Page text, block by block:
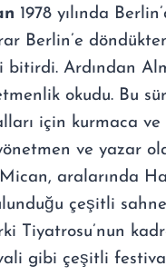
1978 yılında
Berlin’e
bitirdi. Ardından
okudu. Bu
için kurmaca
ve yazar
aralarında
çeşitli
Tiyatrosu’nun
gibi çeşitli